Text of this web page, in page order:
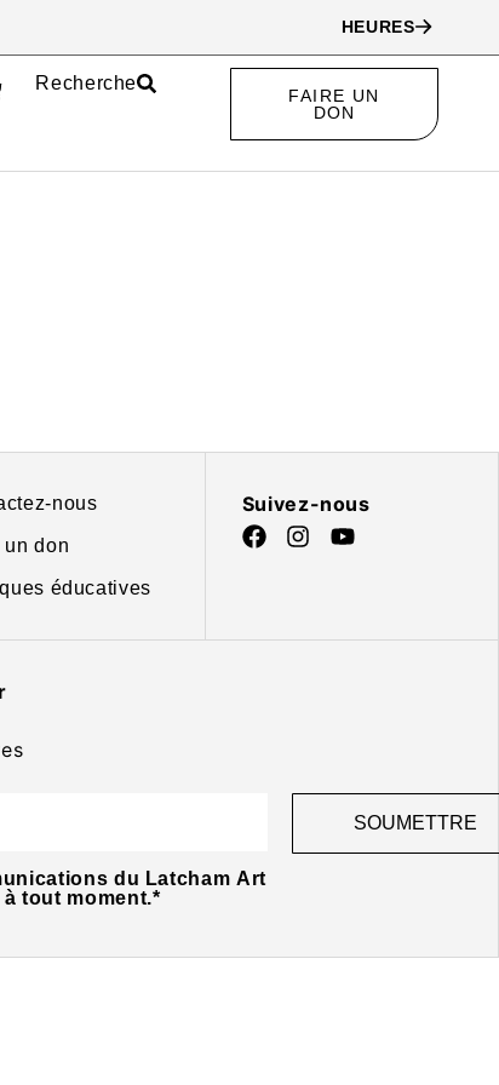
HEURES
Recherche
FAIRE UN
DON
nous
un don
éducatives
Suivez-nous
du Latcham Art
tout moment.*